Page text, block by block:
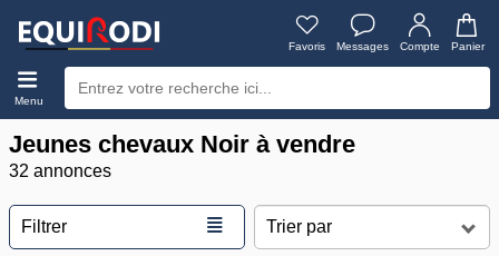
Favoris Messages Compte Panier
Menu
Jeunes chevaux Noir à vendre
32 annonces
Filtrer ≣